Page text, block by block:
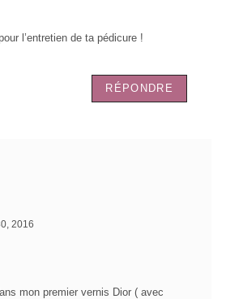
l’entretien de ta pédicure !
RÉPONDRE
2016
mon premier vernis Dior ( avec